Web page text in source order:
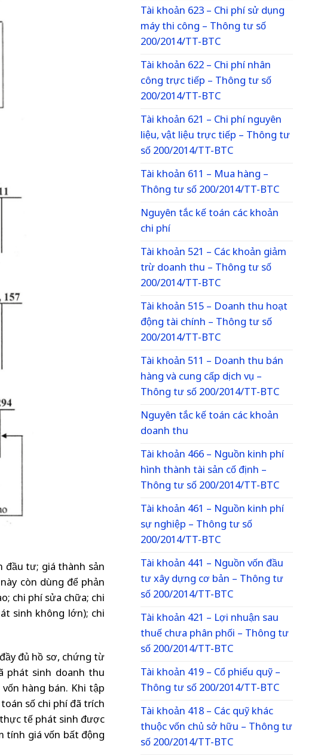
đầu tư; giá thành sản
còn dùng để phản
chi phí sửa chữa; chi
sinh không lớn); chi
đủ hồ sơ, chứng từ
phát sinh doanh thu
hàng bán. Khi tập
số chi phí đã trích
tế phát sinh được
tính giá vốn bất động
Tài khoản 623 – Chi phí sử dụng
máy thi công – Thông tư số
200/2014/TT-BTC
Tài khoản 622 – Chi phí nhân
công trực tiếp – Thông tư số
200/2014/TT-BTC
Tài khoản 621 – Chi phí nguyên
liệu, vật liệu trực tiếp – Thông tư
số 200/2014/TT-BTC
Tài khoản 611 – Mua hàng –
Thông tư số 200/2014/TT-BTC
Nguyên tắc kế toán các khoản
chi phí
Tài khoản 521 – Các khoản giảm
trừ doanh thu – Thông tư số
200/2014/TT-BTC
Tài khoản 515 – Doanh thu hoạt
động tài chính – Thông tư số
200/2014/TT-BTC
Tài khoản 511 – Doanh thu bán
hàng và cung cấp dịch vụ –
Thông tư số 200/2014/TT-BTC
Nguyên tắc kế toán các khoản
doanh thu
Tài khoản 466 – Nguồn kinh phí
hình thành tài sản cố định –
Thông tư số 200/2014/TT-BTC
Tài khoản 461 – Nguồn kinh phí
sự nghiệp – Thông tư số
200/2014/TT-BTC
Tài khoản 441 – Nguồn vốn đầu
tư xây dựng cơ bản – Thông tư
số 200/2014/TT-BTC
Tài khoản 421 – Lợi nhuận sau
thuế chưa phân phối – Thông tư
số 200/2014/TT-BTC
Tài khoản 419 – Cổ phiếu quỹ –
Thông tư số 200/2014/TT-BTC
Tài khoản 418 – Các quỹ khác
thuộc vốn chủ sở hữu – Thông tư
số 200/2014/TT-BTC